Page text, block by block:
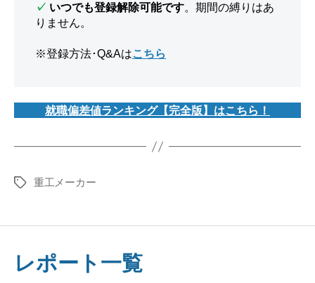
✓ いつでも登録解除可能です。期間の縛りはあ
りません。
※登録方法･Q&Aはこちら
就職偏差値ランキング【完全版】はこちら！
タ
重工メーカー
レポート一覧